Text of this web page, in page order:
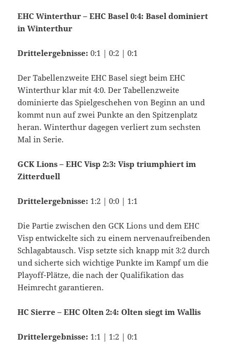
EHC Winterthur – EHC Basel 0:4: Basel dominiert
in Winterthur
Drittelergebnisse: 0:1 | 0:2 | 0:1
Der Tabellenzweite EHC Basel siegt beim EHC
Winterthur klar mit 4:0. Der Tabellenzweite
dominierte das Spielgeschehen von Beginn an und
kommt nun auf zwei Punkte an den Spitzenplatz
heran. Winterthur dagegen verliert zum sechsten
Mal in Serie.
GCK Lions – EHC Visp 2:3: Visp triumphiert im
Zitterduell
Drittelergebnisse: 1:2 | 0:0 | 1:1
Die Partie zwischen den GCK Lions und dem EHC
Visp entwickelte sich zu einem nervenaufreibenden
Schlagabtausch. Visp setzte sich knapp mit 3:2 durch
und sicherte sich wichtige Punkte im Kampf um die
Playoff-Plätze, die nach der Qualifikation das
Heimrecht garantieren.
HC Sierre – EHC Olten 2:4: Olten siegt im Wallis
Drittelergebnisse: 1:1 | 1:2 | 0:1